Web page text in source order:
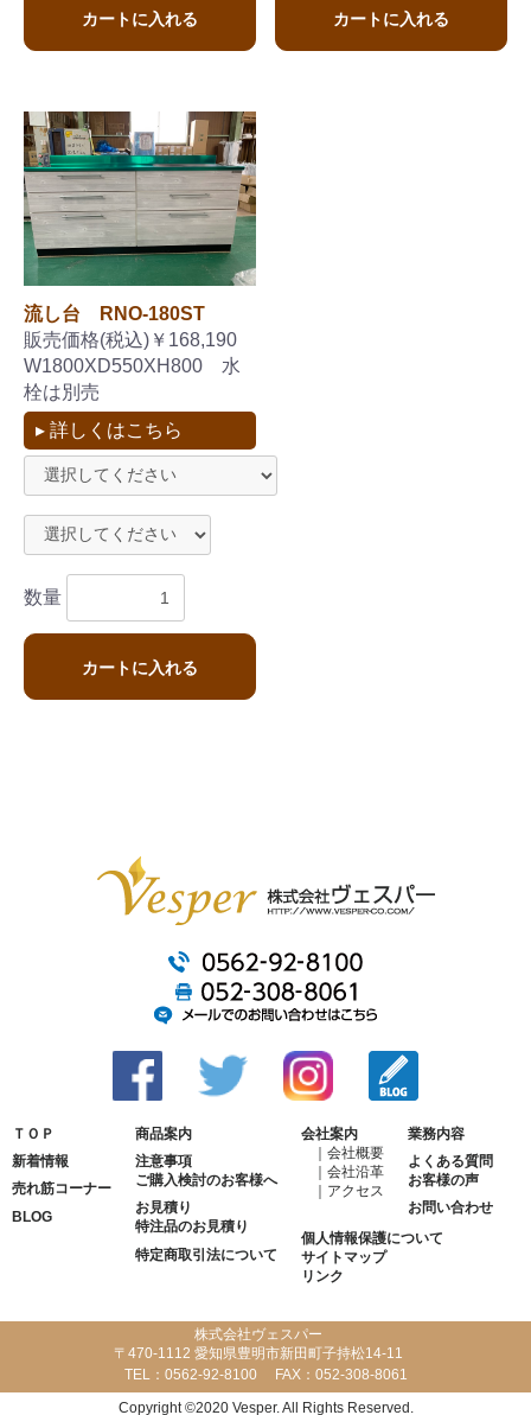
カートに入れる カートに入れる
流し台 RNO-180ST
販売価格(税込)￥168,190
W1800XD550XH800 水
栓は別売
▸ 詳しくはこちら
数量
カートに入れる
ＴＯＰ
新着情報
売れ筋コーナー
BLOG
商品案内
注意事項
ご購入検討のお客様へ
お見積り
特注品のお見積り
特定商取引法について
会社案内
会社概要
会社沿革
アクセス
業務内容
よくある質問
お客様の声
お問い合わせ
個人情報保護について
サイトマップ
リンク
株式会社ヴェスパー
〒470-1112 愛知県豊明市新田町子持松14-11
TEL： 0562-92-8100 FAX： 052-308-8061
Copyright ©2020 Vesper. All Rights Reserved.